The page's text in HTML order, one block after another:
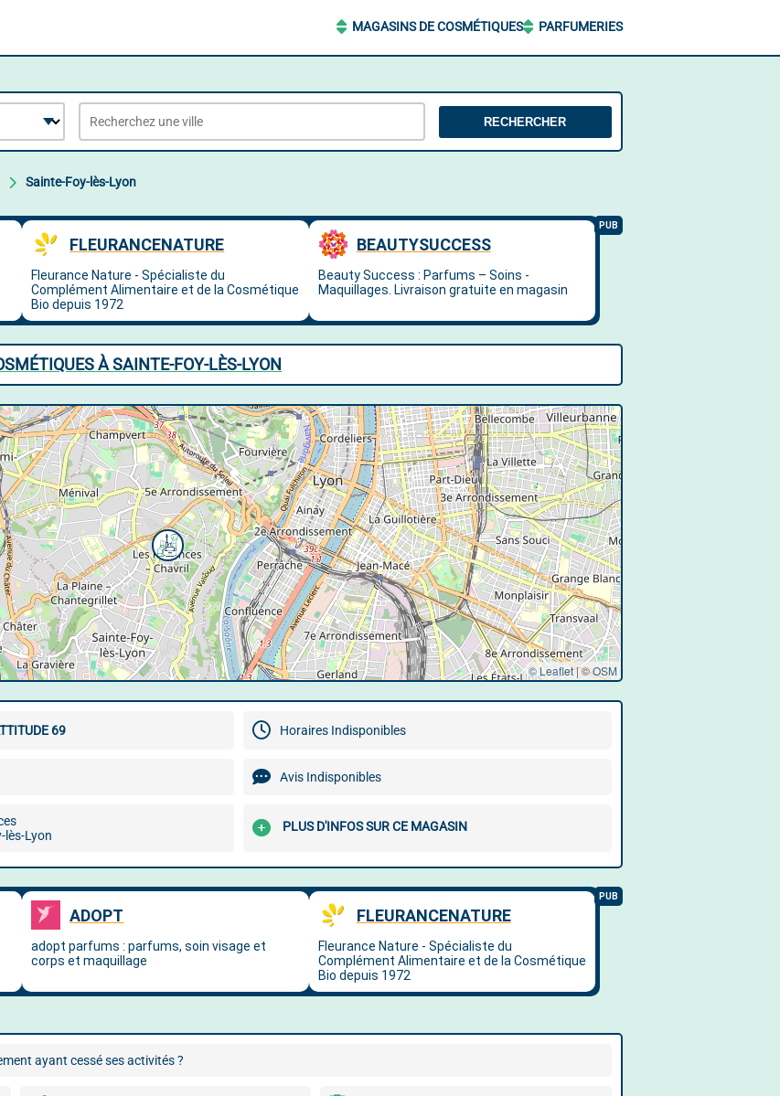
MAGASINS DE COSMÉTIQUES PARFUMERIES
RECHERCHER
Sainte-Foy-lès-Lyon
À SAINTE-FOY-LÈS-LYON
© Leaflet|©OSM
69 Horaires Indisponibles
Avis Indisponibles
lès-Lyon
PLUS D'INFOS SUR CE MAGASIN
ayant cessé ses activités ?